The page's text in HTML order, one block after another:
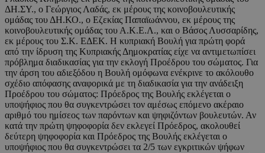
ΔΗ.ΣΥ., ο Γεώργιος Λαδάς, εκ μέρους της κοινοβουλευτικής
ομάδας του ΔΗ.ΚΟ., ο Εζεκίας Παπαϊωάννου, εκ μέρους της
κοινοβουλευτικής ομάδας του Α.Κ.Ε.Λ., και ο Βάσος Λυσσαρίδης,
εκ μέρους του Σ.Κ. ΕΔΕΚ. Η κυπριακή Βουλή για πρώτη φορά
από την ίδρυση της Κυπριακής Δημοκρατίας είχε να αντιμετωπίσει
πρόβλημα διαδικασίας για την εκλογή Προέδρου του σώματος. Για
την άρση του αδιεξόδου η Βουλή ομόφωνα ενέκρινε το ακόλουθο
σχέδιο απόφασης αναφορικά με τη διαδικασία για την ανάδειξη
Προέδρου του σώματος: Πρόεδρος της Βουλής εκλέγεται ο
υποψήφιος που θα συγκεντρώσει τον αμέσως επόμενο ακέραιο
αριθμό του ημίσεος των παρόντων και ψηφιζόντων βουλευτών. Αν
κατά την πρώτη ψηφοφορία δεν εκλεγεί Πρόεδρος, ακολουθεί
δεύτερη ψηφοφορία και Πρόεδρος της Βουλής εκλέγεται ο
υποψήφιος που θα συγκεντρώσει τα 2/5 των εγκριτικών ψήφων